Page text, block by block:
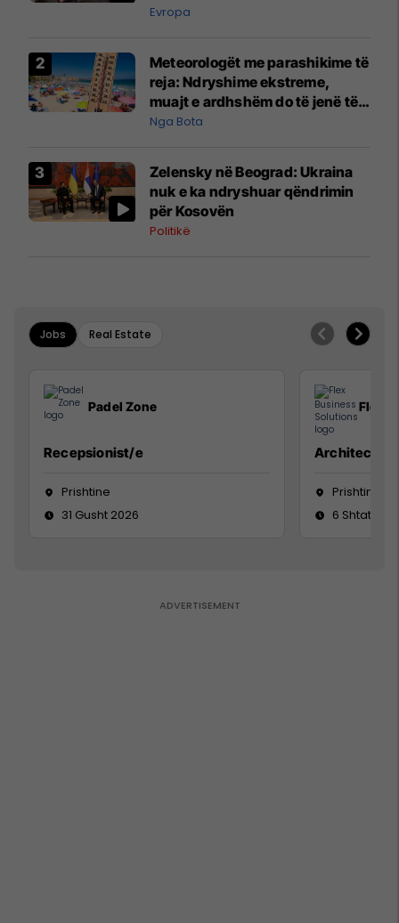
Evropa
Meteorologët me parashikime të
reja: Ndryshime ekstreme,
muajt e ardhshëm do të jenë të
pazakontë
Nga Bota
Zelensky në Beograd: Ukraina
nuk e ka ndryshuar qëndrimin
për Kosovën
Politikë
Jobs Real Estate
Padel Zone
Recepsionist/e
Prishtine
31 Gusht 2026
Flex
Architect
Prishtinë
6 Shtator